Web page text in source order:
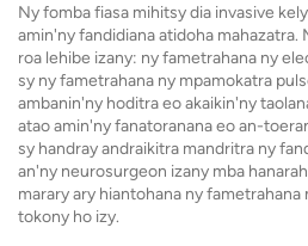
Ny fomba fiasa mihitsy dia invasive
amin'ny fandidiana atidoha mahazatra.
roa lehibe izany: ny fametrahana ny
sy ny fametrahana ny mpamokatra
ambanin'ny hoditra eo akaikin'ny
atao amin'ny fanatoranana eo an-
sy handray andraikitra mandritra ny
an'ny neurosurgeon izany mba
marary ary hiantohana ny
tokony ho izy.